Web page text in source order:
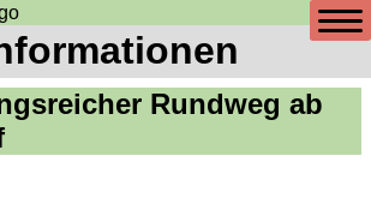
Rundweg ab